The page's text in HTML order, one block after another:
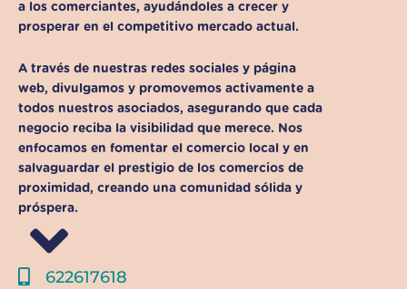
a los comerciantes, ayudándoles a crecer y
prosperar en el competitivo mercado actual.
A través de nuestras redes sociales y página
web, divulgamos y promovemos activamente a
todos nuestros asociados, asegurando que cada
negocio reciba la visibilidad que merece. Nos
enfocamos en fomentar el comercio local y en
salvaguardar el prestigio de los comercios de
proximidad, creando una comunidad sólida y
próspera.
622617618